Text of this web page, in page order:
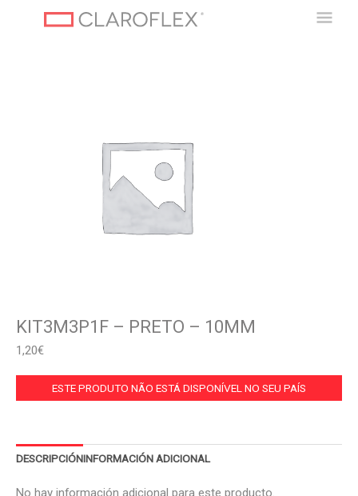
KIT3M3P1F – PRETO – 10MM
1,20€
ESTE PRODUTO NÃO ESTÁ DISPONÍVEL NO SEU PAÍS
DESCRIPCIÓNINFORMACIÓN ADICIONAL
No hay información adicional para este producto.